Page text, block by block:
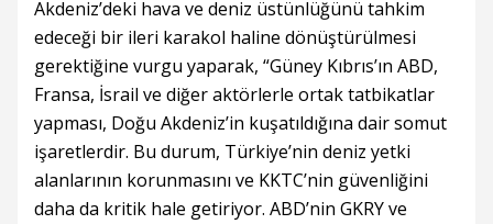
Akdeniz’deki hava ve deniz üstünlüğünü tahkim
edeceği bir ileri karakol haline dönüştürülmesi
gerektiğine vurgu yaparak, “Güney Kıbrıs’ın ABD,
Fransa, İsrail ve diğer aktörlerle ortak tatbikatlar
yapması, Doğu Akdeniz’in kuşatıldığına dair somut
işaretlerdir. Bu durum, Türkiye’nin deniz yetki
alanlarının korunmasını ve KKTC’nin güvenliğini
daha da kritik hale getiriyor. ABD’nin GKRY ve